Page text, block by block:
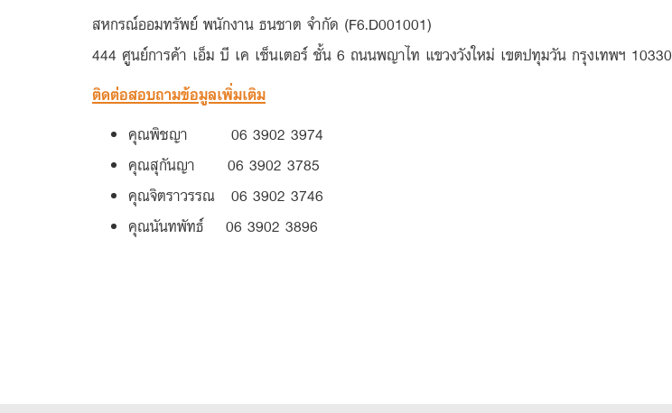
สหกรณ์ออมทรัพย์ พนักงาน ธนชาต จำกัด (F6.D001001)
444 ศูนย์การค้า เอ็ม บี เค เซ็นเตอร์ ชั้น 6 ถนนพญาไท แขวงวังใหม่ เขตปทุมวัน กรุงเทพฯ 10330
ติดต่อสอบถามข้อมูลเพิ่มเติม
คุณพิชญา 06 3902 3974
คุณสุกันญา 06 3902 3785
คุณจิตราวรรณ 06 3902 3746
คุณนันทพัทธ์ 06 3902 3896